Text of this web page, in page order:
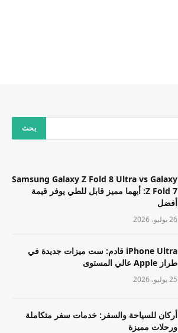
Samsung Galaxy Z Fold 8 Ultra vs Galaxy
Z Fold 7: أيهما مميز قابل للطي يوفر قيمة
أفضل
26 يوليو، 2026
iPhone Ultra قادم: ست ميزات جديدة في
طراز Apple عالي المستوى
25 يوليو، 2026
أركان للسياحة والسفر: خدمات سفر متكاملة
ورحلات مميزة